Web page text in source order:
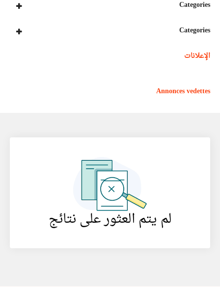
Categories
Categories
الإعلانات
Annonces vedettes
لم يتم العثور على نتائج